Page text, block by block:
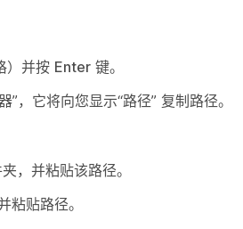
）并按 Enter 键。
，它将向您显示“路径” 复制路径。
，并粘贴该路径。
粘贴路径。